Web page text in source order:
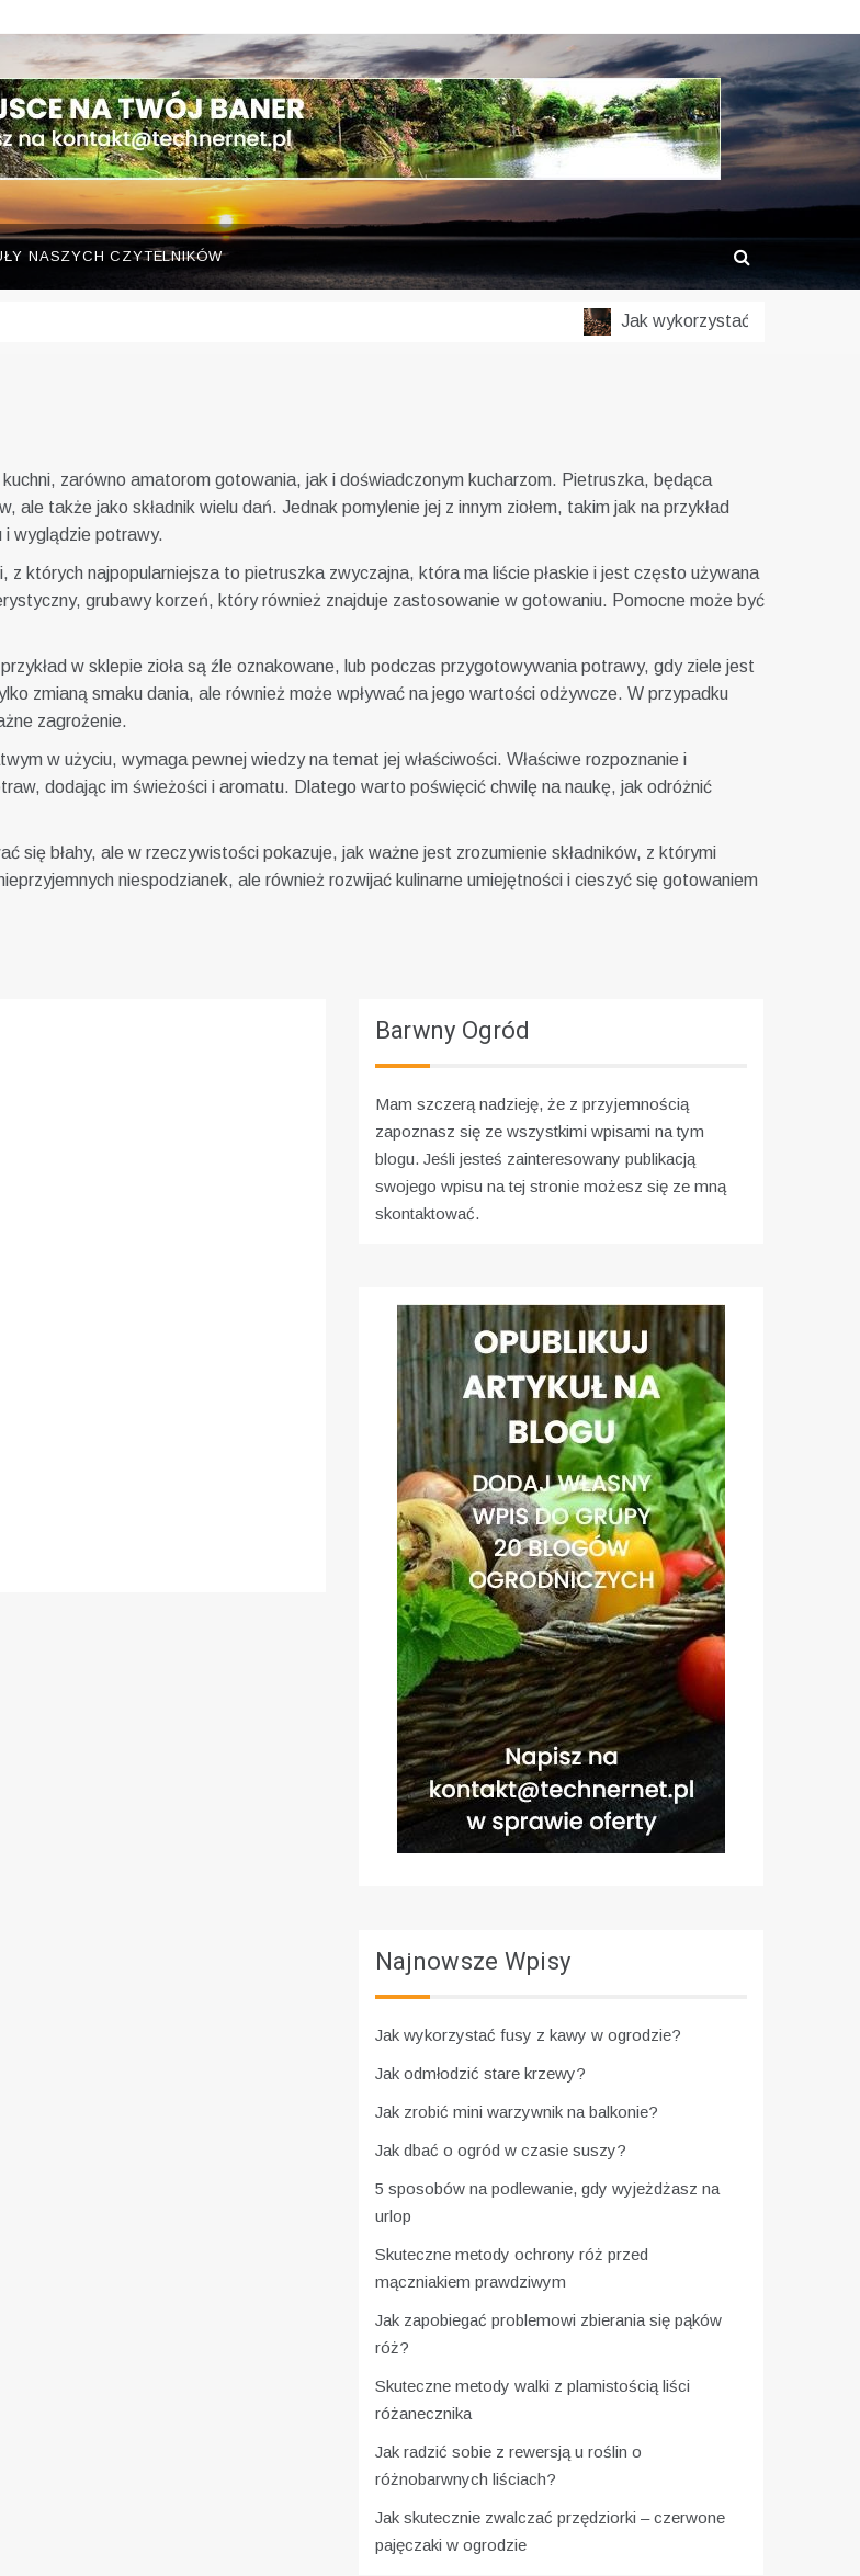
NASZYCH CZYTELNIKÓW
Jak wykorzystać fusy z kawy w
zarówno amatorom gotowania, jak i doświadczonym kucharzom. Pietruszka, będąca
także jako składnik wielu dań. Jednak pomylenie jej z innym ziołem, takim jak na przykład
wyglądzie potrawy.
z których najpopularniejsza to pietruszka zwyczajna, która ma liście płaskie i jest często używana
grubawy korzeń, który również znajduje zastosowanie w gotowaniu. Pomocne może być
w sklepie zioła są źle oznakowane, lub podczas przygotowywania potrawy, gdy ziele jest
zmianą smaku dania, ale również może wpływać na jego wartości odżywcze. W przypadku
zagrożenie.
w użyciu, wymaga pewnej wiedzy na temat jej właściwości. Właściwe rozpoznanie i
dodając im świeżości i aromatu. Dlatego warto poświęcić chwilę na naukę, jak odróżnić
się błahy, ale w rzeczywistości pokazuje, jak ważne jest zrozumienie składników, z którymi
niespodzianek, ale również rozwijać kulinarne umiejętności i cieszyć się gotowaniem
Barwny Ogród
Mam szczerą nadzieję, że z przyjemnością
zapoznasz się ze wszystkimi wpisami na tym
blogu. Jeśli jesteś zainteresowany publikacją
swojego wpisu na tej stronie możesz się ze mną
skontaktować.
Najnowsze Wpisy
Jak wykorzystać fusy z kawy w ogrodzie?
Jak odmłodzić stare krzewy?
Jak zrobić mini warzywnik na balkonie?
Jak dbać o ogród w czasie suszy?
5 sposobów na podlewanie, gdy wyjeżdżasz na
urlop
Skuteczne metody ochrony róż przed
mączniakiem prawdziwym
Jak zapobiegać problemowi zbierania się pąków
róż?
Skuteczne metody walki z plamistością liści
różanecznika
Jak radzić sobie z rewersją u roślin o
różnobarwnych liściach?
Jak skutecznie zwalczać przędziorki – czerwone
pajęczaki w ogrodzie